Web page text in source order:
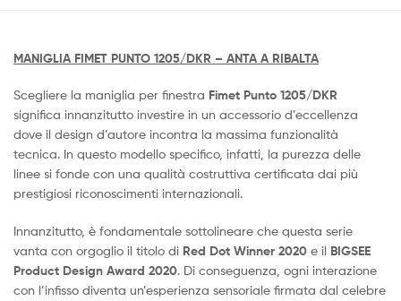
MANIGLIA FIMET PUNTO 1205/DKR – ANTA A RIBALTA
Scegliere la maniglia per finestra Fimet Punto 1205/DKR
significa innanzitutto investire in un accessorio d’eccellenza
dove il design d’autore incontra la massima funzionalità
tecnica. In questo modello specifico, infatti, la purezza delle
linee si fonde con una qualità costruttiva certificata dai più
prestigiosi riconoscimenti internazionali.
Innanzitutto, è fondamentale sottolineare che questa serie
vanta con orgoglio il titolo di Red Dot Winner 2020 e il BIGSEE
Product Design Award 2020. Di conseguenza, ogni interazione
con l’infisso diventa un’esperienza sensoriale firmata dal celebre